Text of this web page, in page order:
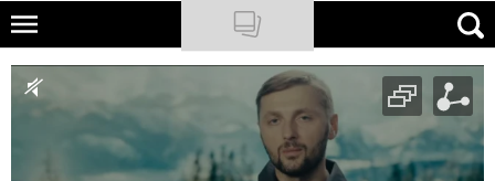
Skip
main
content
NATIONAL GEOGRAPHIC
TRAVELER
PODCASTY